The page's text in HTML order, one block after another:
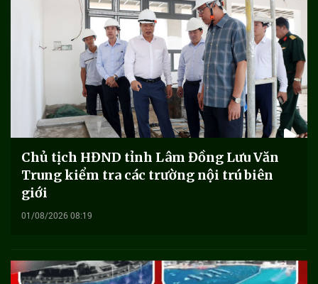
Chủ tịch HĐND tỉnh Lâm Đồng Lưu Văn
Trung kiểm tra các trường nội trú biên
giới
01/08/2026 08:19